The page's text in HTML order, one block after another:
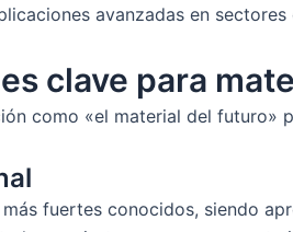
avanzadas en
clave para
como «el material del futuro»
fuertes conocidos, siendo